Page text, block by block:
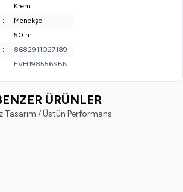
:
Krem
:
Menekşe
:
50 ml
:
8682911027189
: EVH198556SBN
ÜRÜNLER
Tasarım / Üstün Performans